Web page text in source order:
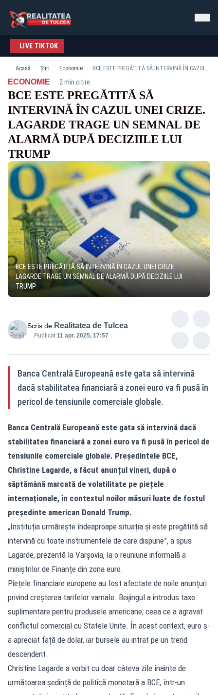
LIVE TIKTOK
Acasă Știri Economie BCE ESTE PREGĂTITĂ SĂ INTERVINĂ ÎN CAZUL UNEI CRIZE. LAGARDE TRAGE UN SEMNAL DE ALARMĂ DUPĂ DECIZIILE LUI TRUMP
ECONOMIE· 2 min citire
BCE ESTE PREGĂTITĂ SĂ
INTERVINĂ ÎN CAZUL UNEI CRIZE.
LAGARDE TRAGE UN SEMNAL DE
ALARMĂ DUPĂ DECIZIILE LUI
TRUMP
BCE ESTE PREGĂTITĂ SĂ INTERVINĂ ÎN CAZUL UNEI CRIZE.
LAGARDE TRAGE UN SEMNAL DE ALARMĂ DUPĂ DECIZIILE LUI
TRUMP
Scris de Realitatea de Tulcea
Publicat:11 apr. 2025, 17:57
Banca Centrală Europeană este gata să intervină
dacă stabilitatea financiară a zonei euro va fi pusă în
pericol de tensiunile comerciale globale.
Banca Centrală Europeană este gata să intervină dacă
stabilitatea financiară a zonei euro va fi pusă în pericol de
tensiunile comerciale globale. Președintele BCE,
Christine Lagarde, a făcut anunțul vineri, după o
săptămână marcată de volatilitate pe piețele
internaționale, în contextul noilor măsuri luate de fostul
președinte american Donald Trump.
„Instituția urmărește îndeaproape situația și este pregătită să
intervină cu toate instrumentele de care dispune”, a spus
Lagarde, prezentă la Varșovia, la o reuniune informală a
miniștrilor de Finanțe din zona euro.
Piețele financiare europene au fost afectate de noile anunțuri
privind creșterea tarifelor vamale. Beijingul a introdus taxe
suplimentare pentru produsele americane, ceea ce a agravat
conflictul comercial cu Statele Unite. În acest context, euro s-
a apreciat față de dolar, iar bursele au intrat pe un trend
descendent.
Christine Lagarde a vorbit cu doar câteva zile înainte de
următoarea ședință de politică monetară a BCE, într-un